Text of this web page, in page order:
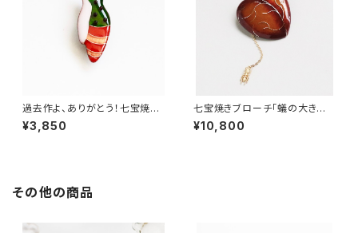
過去作よ、ありがとう！七宝焼き
ブローチ chrysalis
¥3,850
七宝焼きブローチ「蟻の大きな
心臓」
¥10,800
その他の商品